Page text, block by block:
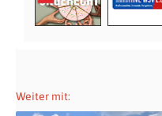
Weiter mit: